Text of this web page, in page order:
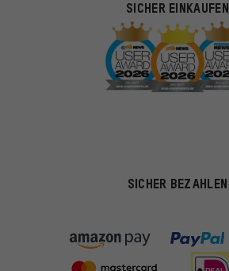
SICHER EINKAUFEN
SICHER BEZAHLEN